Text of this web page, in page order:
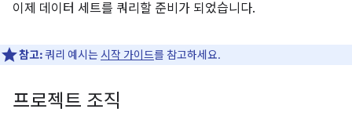
이제 데이터 세트를 쿼리할 준비가 되었습니다.
참고:쿼리 예시는시작 가이드를 참고하세요.
프로젝트 조직